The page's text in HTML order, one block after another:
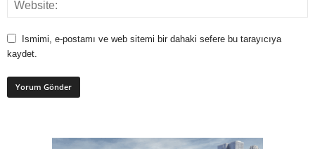
Ismimi, e-postamı ve web sitemi bir dahaki sefere bu tarayıcıya
kaydet.